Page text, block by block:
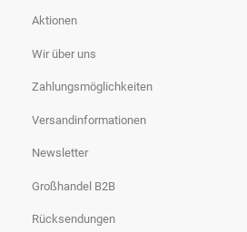
Aktionen
Wir über uns
Zahlungsmöglichkeiten
Versandinformationen
Newsletter
Großhandel B2B
Rücksendungen